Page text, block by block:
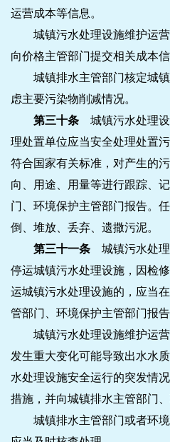
运营成本等信息。
城镇污水处理设施维护运营
向价格主管部门提交相关成本信
城镇排水主管部门核定城镇
虑主要污染物削减情况。
第三十条 城镇污水处理
理处置单位应当安全处理处置
符合国家有关标准，对产生的
向、用途、用量等进行跟踪、
门、环境保护主管部门报告。
倒、堆放、丢弃、遗撒污泥。
第三十一条 城镇污水处理
停运城镇污水处理设施，因检
运城镇污水处理设施的，应当
管部门、环境保护主管部门报告
城镇污水处理设施维护运营
发生重大变化可能导致出水水
水处理设施安全运行的突发情
措施，并向城镇排水主管部门
城镇排水主管部门或者环境